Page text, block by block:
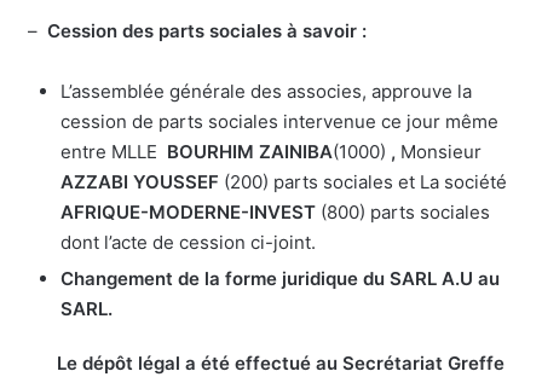
– Cession des parts sociales à savoir :
L’assemblée générale des associes, approuve la
cession de parts sociales intervenue ce jour même
entre MLLE BOURHIM ZAINIBA(1000) , Monsieur
AZZABI YOUSSEF (200) parts sociales et La société
AFRIQUE-MODERNE-INVEST (800) parts sociales
dont l’acte de cession ci-joint.
Changement de la forme juridique du SARL A.U au
SARL.
Le dépôt légal a été effectué au Secrétariat Greffe